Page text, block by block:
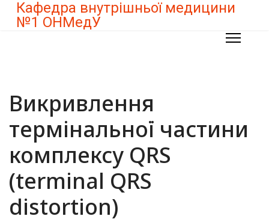
Кафедра внутрішньої медицини
№1 ОНМедУ
Викривлення
термінальної частини
комплексу QRS
(terminal QRS
distortion)